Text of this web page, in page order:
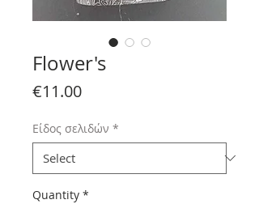
Flower's
€11.00Price
Είδος σελιδών *
Quantity *